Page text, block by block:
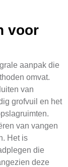
voor
aanpak die
omvat.
van
grofvuil en het
van vangen
Het is
die
deze